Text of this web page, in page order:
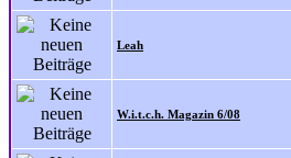
Leah
W.i.t.c.h. Magazin 6/08